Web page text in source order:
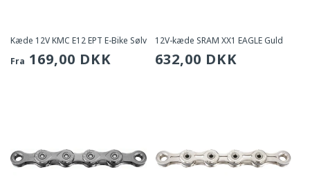
Kæde 12V KMC E12 EPT E-Bike Sølv
Sædvanlig
Fra 169,00 DKK
12V-kæde SRAM XX1 EAGLE Guld
Sædvanlig
632,00 DKK